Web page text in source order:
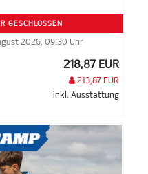
GESCHLOSSEN
2026, 09:30 Uhr
218,87 EUR
213,87 EUR
inkl. Ausstattung